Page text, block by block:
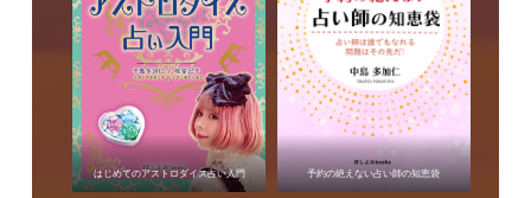
はじめてのアストロダイス占い入門 予約の絶えない占い師の知恵袋